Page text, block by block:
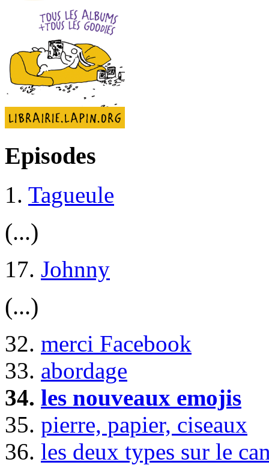
Episodes
1. Tagueule
(...)
17. Johnny
(...)
32. merci Facebook
33. abordage
34. les nouveaux emojis
35. pierre, papier, ciseaux
36. les deux types sur le